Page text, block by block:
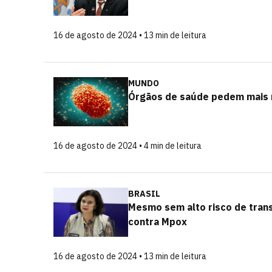
16 de agosto de 2024 • 13 min de leitura
MUNDO
Órgãos de saúde pedem
16 de agosto de 2024 • 4 min de leitura
BRASIL
Mesmo sem alto risco de
contra Mpox
16 de agosto de 2024 • 13 min de leitura